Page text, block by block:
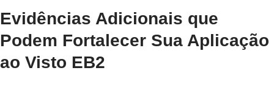
Evidências Adicionais que
Podem Fortalecer Sua Aplicação
ao Visto EB2